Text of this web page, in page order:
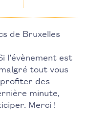
de Bruxelles
l’évènement est
tout vous
des
minute,
Merci !